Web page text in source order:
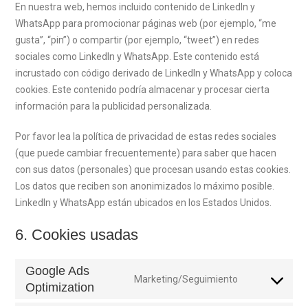
En nuestra web, hemos incluido contenido de LinkedIn y
WhatsApp para promocionar páginas web (por ejemplo, “me
gusta”, “pin”) o compartir (por ejemplo, “tweet”) en redes
sociales como LinkedIn y WhatsApp. Este contenido está
incrustado con código derivado de LinkedIn y WhatsApp y coloca
cookies. Este contenido podría almacenar y procesar cierta
información para la publicidad personalizada.
Por favor lea la política de privacidad de estas redes sociales
(que puede cambiar frecuentemente) para saber que hacen
con sus datos (personales) que procesan usando estas cookies.
Los datos que reciben son anonimizados lo máximo posible.
LinkedIn y WhatsApp están ubicados en los Estados Unidos.
6. Cookies usadas
Google Ads
Optimization
Marketing/Seguimiento
Consent